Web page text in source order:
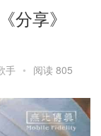
分享》
手 • 阅读 805